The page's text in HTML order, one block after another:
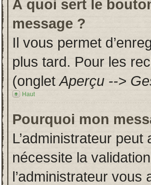
À quoi sert le
message ?
Il vous permet
plus tard. Pour les
(ongletAperçu -->
Haut
Pourquoi mon
L’administrateur
nécessite la
l’administrateur